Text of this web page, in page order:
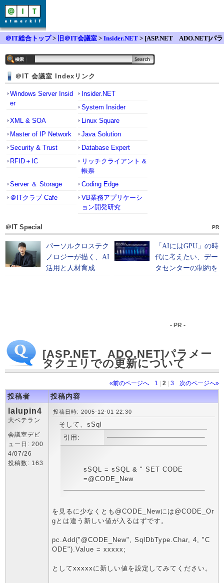
＠IT総合トップ> 旧＠IT会議室 > Insider.NET > [ASP.NET ADO.NET]パラ
＠IT 会議室 Indexリンク
Windows Server Insid
er
Insider.NET
System Insider
XML & SOA
Linux Square
Master of IP Network
Java Solution
Security & Trust
Database Expert
RFID＋IC
リッチクライアント &
帳票
Server ＆ Storage
Coding Edge
＠ITクラブ Cafe
VB業務アプリケーシ
ョン開発研究
＠IT Special PR
- PR -
[ASP.NET ADO.NET]パラメー
タクエリでの更新について
«前のページへ 1 2 3 次のページへ»
投稿者 投稿内容
lalupin4
大ベテラン
会議室デビ
ュー日: 200
4/07/26
投稿数: 163
投稿日時: 2005-12-01 22:30
そして、sSql
引用:
sSQL = sSQL & " SET CODE
=@CODE_New
を見るに少なくとも@CODE_Newには@CODE_Or
gとは違う新しい値が入るはずです。
pc.Add("@CODE_New", SqlDbType.Char, 4, "C
ODE").Value = xxxxx;
としてxxxxxに新しい値を設定してみてください。